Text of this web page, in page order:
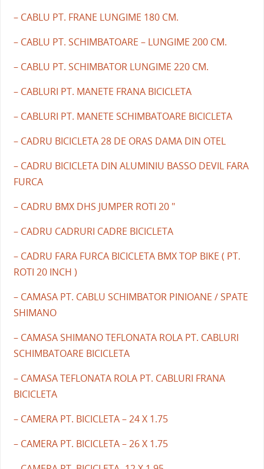
– CABLU PT. FRANE LUNGIME 180 CM.
– CABLU PT. SCHIMBATOARE – LUNGIME 200 CM.
– CABLU PT. SCHIMBATOR LUNGIME 220 CM.
– CABLURI PT. MANETE FRANA BICICLETA
– CABLURI PT. MANETE SCHIMBATOARE BICICLETA
– CADRU BICICLETA 28 DE ORAS DAMA DIN OTEL
– CADRU BICICLETA DIN ALUMINIU BASSO DEVIL FARA
FURCA
– CADRU BMX DHS JUMPER ROTI 20 "
– CADRU CADRURI CADRE BICICLETA
– CADRU FARA FURCA BICICLETA BMX TOP BIKE ( PT.
ROTI 20 INCH )
– CAMASA PT. CABLU SCHIMBATOR PINIOANE / SPATE
SHIMANO
– CAMASA SHIMANO TEFLONATA ROLA PT. CABLURI
SCHIMBATOARE BICICLETA
– CAMASA TEFLONATA ROLA PT. CABLURI FRANA
BICICLETA
– CAMERA PT. BICICLETA – 24 X 1.75
– CAMERA PT. BICICLETA – 26 X 1.75